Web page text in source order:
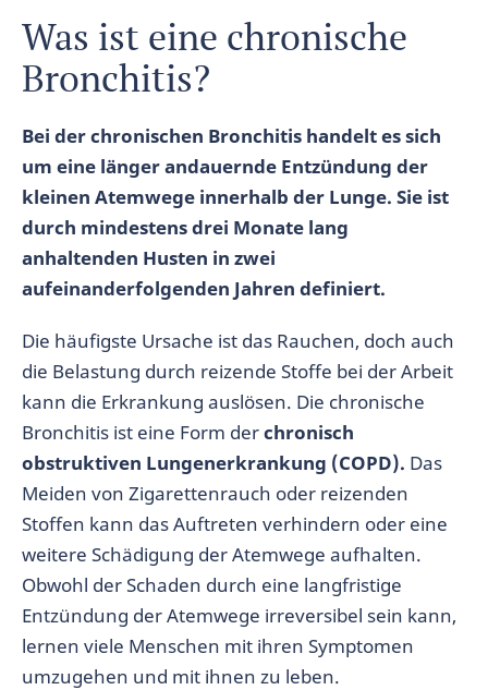
Was ist eine chronische
Bronchitis?
Bei der chronischen Bronchitis handelt es sich
um eine länger andauernde Entzündung der
kleinen Atemwege innerhalb der Lunge. Sie ist
durch mindestens drei Monate lang
anhaltenden Husten in zwei
aufeinanderfolgenden Jahren definiert.
Die häufigste Ursache ist das Rauchen, doch auch
die Belastung durch reizende Stoffe bei der Arbeit
kann die Erkrankung auslösen. Die chronische
Bronchitis ist eine Form derchronisch
obstruktiven Lungenerkrankung (COPD). Das
Meiden von Zigarettenrauch oder reizenden
Stoffen kann das Auftreten verhindern oder eine
weitere Schädigung der Atemwege aufhalten.
Obwohl der Schaden durch eine langfristige
Entzündung der Atemwege irreversibel sein kann,
lernen viele Menschen mit ihren Symptomen
umzugehen und mit ihnen zu leben.